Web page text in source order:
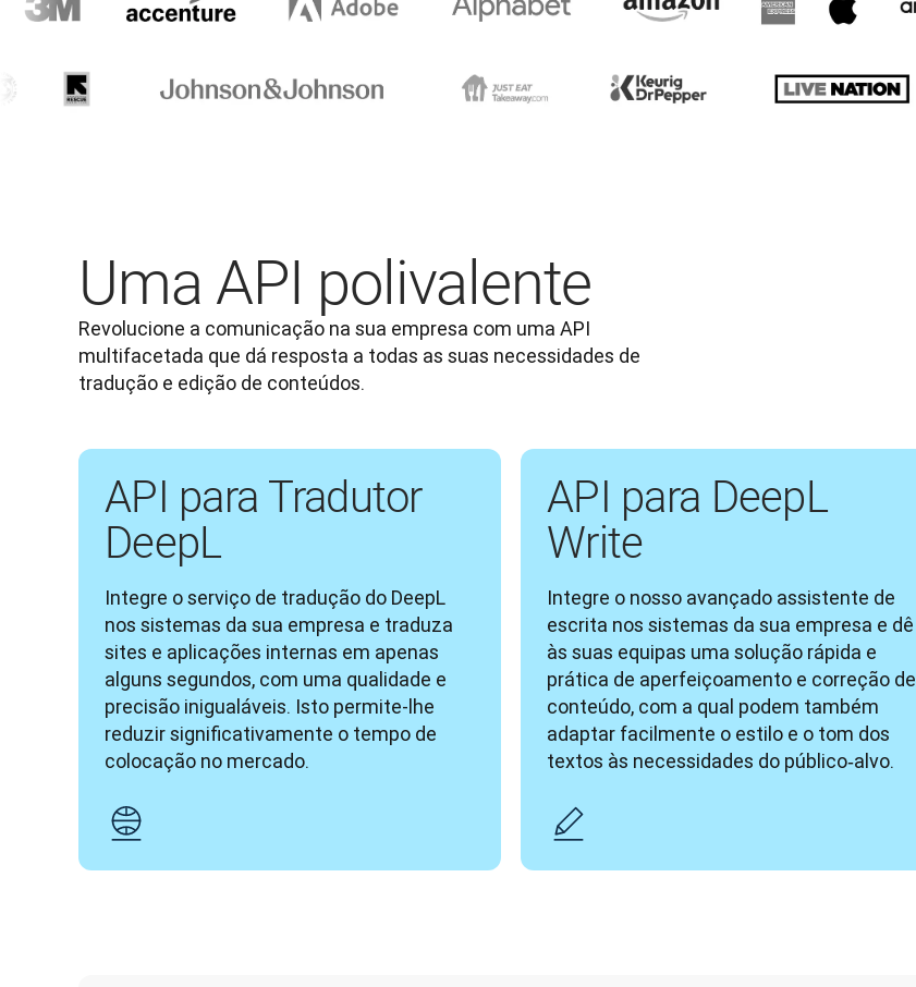
Uma API polivalente
Revolucione a comunicação na sua empresa com uma API
multifacetada que dá resposta a todas as suas necessidades de
tradução e edição de conteúdos.
API para Tradutor
DeepL
Integre o serviço de tradução do DeepL
nos sistemas da sua empresa e traduza
sites e aplicações internas em apenas
alguns segundos, com uma qualidade e
precisão inigualáveis. Isto permite-lhe
reduzir significativamente o tempo de
colocação no mercado.
API para DeepL
Write
Integre o nosso avançado assistente de
escrita nos sistemas da sua empresa e dê
às suas equipas uma solução rápida e
prática de aperfeiçoamento e correção de
conteúdo, com a qual podem também
adaptar facilmente o estilo e o tom dos
textos às necessidades do público‑alvo.